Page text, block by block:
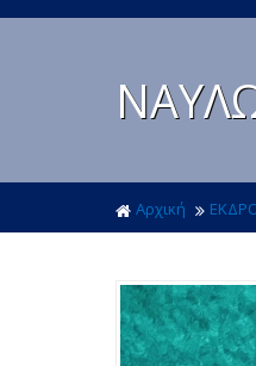
Αρχική